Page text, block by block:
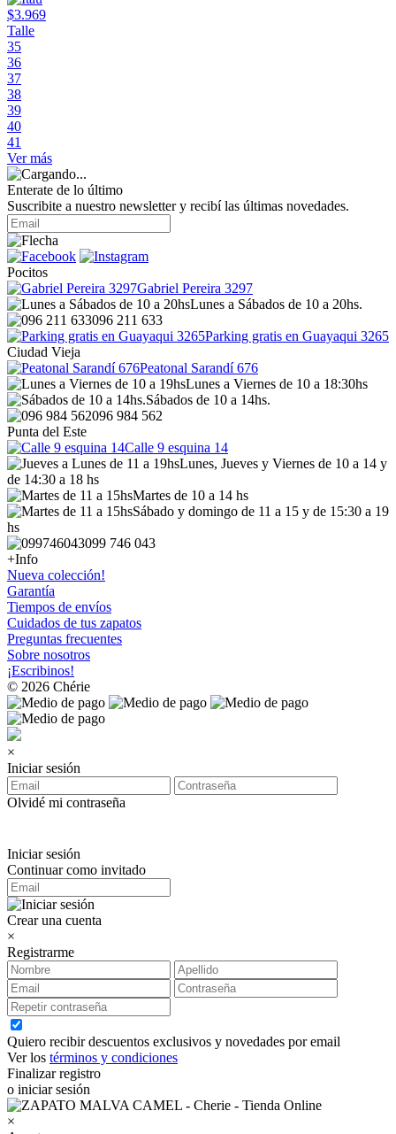
$3.969
Talle
35
36
37
38
39
40
41
Ver más
Enterate de lo último
Suscribite a nuestro newsletter y recibí las últimas novedades.
Pocitos
Gabriel Pereira 3297
Lunes a Sábados de 10 a 20hs.
096 211 633
Parking gratis en Guayaqui 3265
Ciudad Vieja
Peatonal Sarandí 676
Lunes a Viernes de 10 a 18:30hs
Sábados de 10 a 14hs.
096 984 562
Punta del Este
Calle 9 esquina 14
Lunes, Jueves y Viernes de 10 a 14 y
de 14:30 a 18 hs
Martes de 10 a 14 hs
Sábado y domingo de 11 a 15 y de 15:30 a 19
hs
099 746 043
+Info
Nueva colección!
Garantía
Tiempos de envíos
Cuidados de tus zapatos
Preguntas frecuentes
Sobre nosotros
¡Escribinos!
© 2026 Chérie
×
Iniciar sesión
Olvidé mi contraseña
Iniciar sesión
Continuar como invitado
Crear una cuenta
×
Registrarme
Quiero recibir descuentos exclusivos y novedades por email
Ver los términos y condiciones
Finalizar registro
o iniciar sesión
×